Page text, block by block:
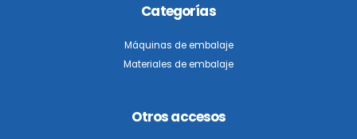
Categorías
Máquinas de embalaje
Materiales de embalaje
Otros accesos